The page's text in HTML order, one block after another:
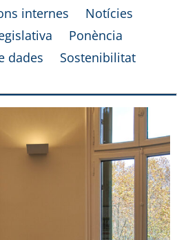
internes
Notícies
Ponència
dades
Sostenibilitat